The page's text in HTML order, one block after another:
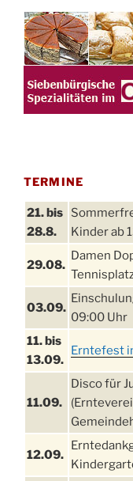
TERMINE
21. bis
28.8.
Kinder ab
29.08.
Damen
03.09.
09:00 Uhr
11. bis
13.09.
Erntefest
11.09.
Disco für
12.09.